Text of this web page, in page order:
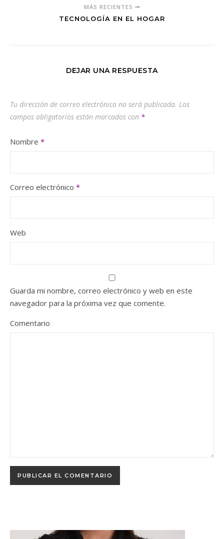
MÁS RECIENTES
TECNOLOGÍA EN EL HOGAR
DEJAR UNA RESPUESTA
Tu dirección de correo electrónico no será publicada. Los
campos obligatorios están marcados con *
Nombre *
Correo electrónico *
Web
Guarda mi nombre, correo electrónico y web en este
navegador para la próxima vez que comente.
Comentario